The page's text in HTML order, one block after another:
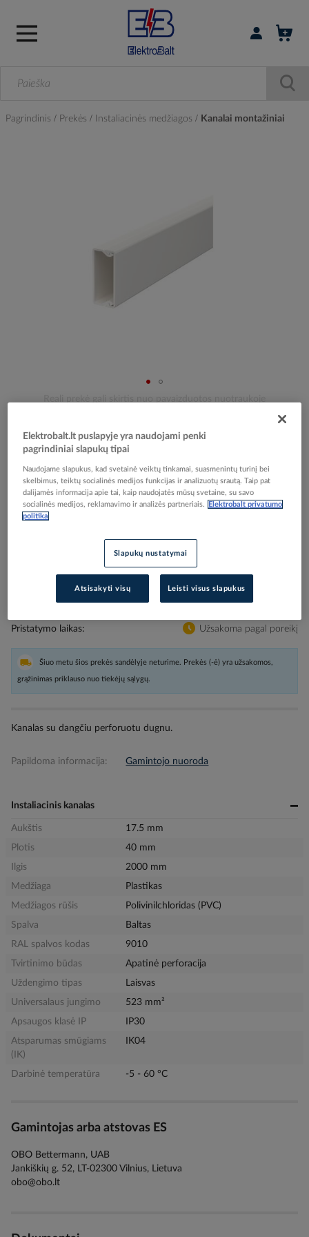
Prisijungti /
Pagrindinis Prekės Instaliacinės medžiagos Kanalai montažiniai
beginning
the
images
gallery
Reali prekė gali skirtis nuo pavaizduotos nuotraukoje
WDK15040RW [2m] - OBO BETTERMANN
Elektrobalt prekės kodas
EAN kodas
4012196494590
Gamintojo prekės kodas
Prisijunkite, norėdami pamatyti kainas
Įtraukti į palyginimą
Pristatymo laikas Užsakoma pagal poreikį
Šiuo metu šios prekės sandėlyje neturime. Prekės (-ė) yra užsakomos,
grąžinimas priklauso nuo tiekėjų sąlygų.
Kanalas su dangčiu perforuotu dugnu.
Papildoma informacija: Gamintojo nuoroda
Instaliacinis kanalas
Aukštis
17.5 mm
Plotis
40 mm
Ilgis
2000 mm
Medžiaga
Plastikas
Medžiagos rūšis
Polivinilchloridas (PVC)
Spalva
Baltas
RAL spalvos kodas
9010
Tvirtinimo būdas
Apatinė perforacija
Uždengimo tipas
Laisvas
Universalaus jungimo
523 mm²
Apsaugos klasė IP
IP30
Atsparumas smūgiams
(IK)
IK04
Darbinė temperatūra -5 - 60 °C
Gamintojas arba atstovas ES
OBO Bettermann, UAB
Jankiškių g. 52, LT-02300 Vilnius, Lietuva
obo@obo.lt
Elektrobalt.lt puslapyje yra naudojami penki
pagrindiniai slapukų tipai
Naudojame slapukus, kad svetainė veiktų tinkamai, suasmenintų turinį bei
skelbimus, teiktų socialinės medijos funkcijas ir analizuotų srautą. Taip pat
dalijamės informacija apie tai, kaip naudojatės mūsų svetaine, su savo
socialinės medijos, reklamavimo ir analizės partneriais.
Elektrobalt privatumo
politika
Slapukų nustatymai
Atsisakyti visų Leisti visus slapukus